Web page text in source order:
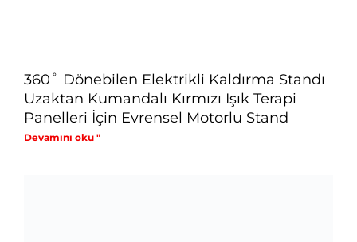
360˚ Dönebilen Elektrikli Kaldırma Standı
Uzaktan Kumandalı Kırmızı Işık Terapi
Panelleri İçin Evrensel Motorlu Stand
Devamını oku "